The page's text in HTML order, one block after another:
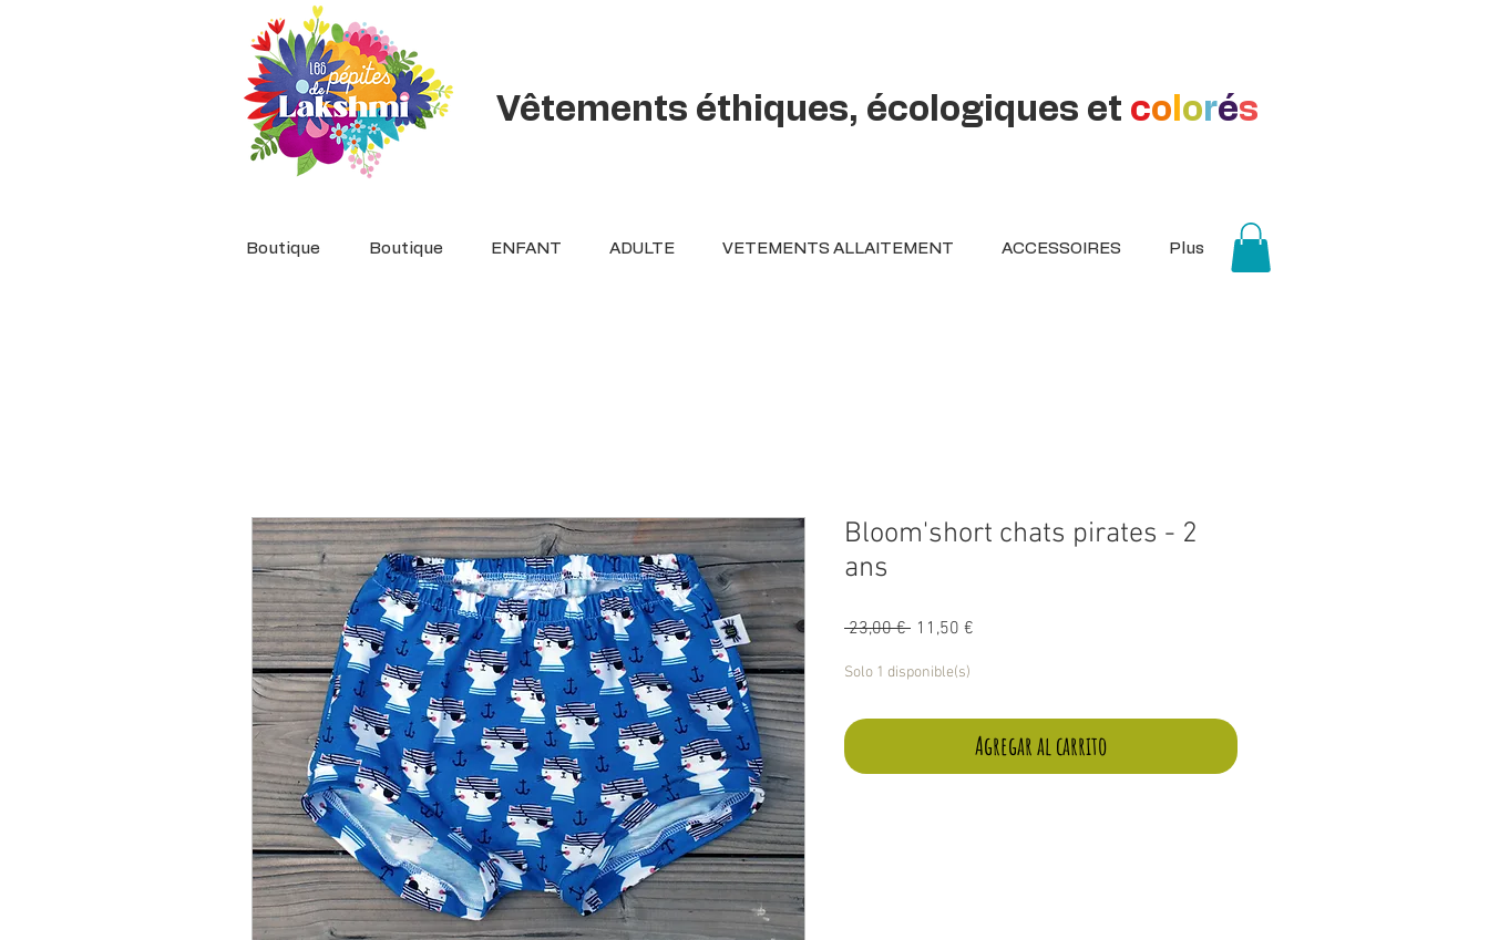
Vêtements éthiques, écologiques et co orés
Boutique Boutique ENFANT ADULTE VETEMENTS ALLAITEMENT ACCESSOIRES Plus
Bloom'short chats pirates - 2
ans
23,00 € Precio
11,50 €
Solo 1 disponible(s)
Agregar al carrito